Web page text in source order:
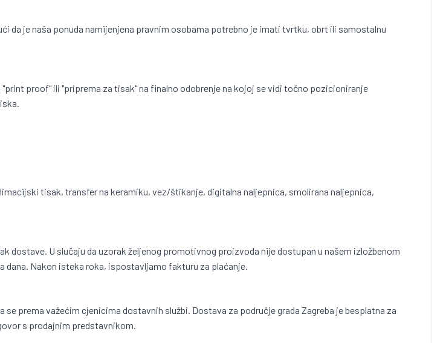
da je naša ponuda namijenjena pravnim osobama potrebno je imati tvrtku, obrt ili samostalnu
proof" ili "priprema za tisak" na finalno odobrenje na kojoj se vidi točno pozicioniranje
tisak, transfer na keramiku, vez/štikanje, digitalna naljepnica, smolirana naljepnica,
dostave. U slučaju da uzorak željenog promotivnog proizvoda nije dostupan u našem izložbenom
dana. Nakon isteka roka, ispostavljamo fakturu za plaćanje.
prema važećim cjenicima dostavnih službi. Dostava za područje grada Zagreba je besplatna za
s prodajnim predstavnikom.